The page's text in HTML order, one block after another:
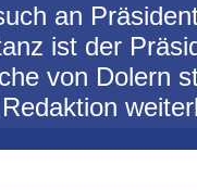
an
ist der
von Dolern